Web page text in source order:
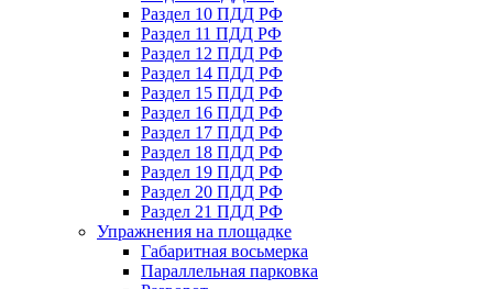
Раздел 10 ПДД РФ
Раздел 11 ПДД РФ
Раздел 12 ПДД РФ
Раздел 14 ПДД РФ
Раздел 15 ПДД РФ
Раздел 16 ПДД РФ
Раздел 17 ПДД РФ
Раздел 18 ПДД РФ
Раздел 19 ПДД РФ
Раздел 20 ПДД РФ
Раздел 21 ПДД РФ
Упражнения на площадке
Габаритная восьмерка
Параллельная парковка